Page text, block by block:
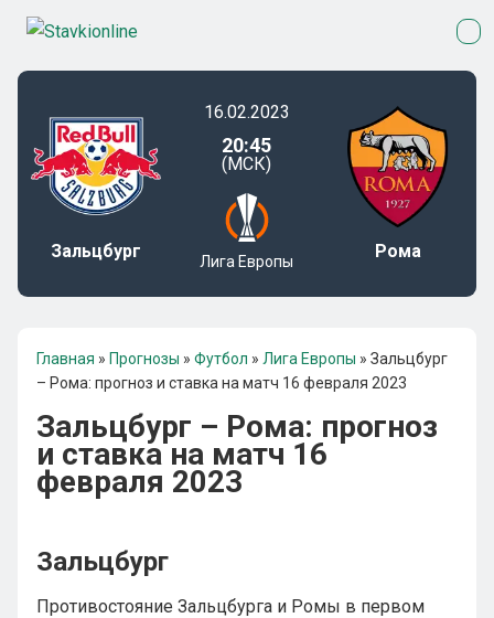
Зальцбург
16.02.2023
20:45
(МСК)
Лига Европы Рома
Главная » Прогнозы » Футбол » Лига Европы » Зальцбург
– Рома: прогноз и ставка на матч 16 февраля 2023
Зальцбург – Рома: прогноз
и ставка на матч 16
февраля 2023
Зальцбург
Противостояние Зальцбурга и Ромы в первом